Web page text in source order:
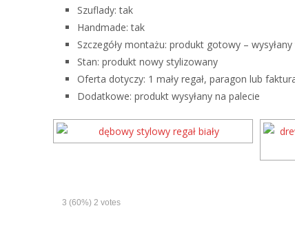
Szuflady: tak
Handmade: tak
Szczegóły montażu: produkt gotowy – wysyłany
Stan: produkt nowy stylizowany
Oferta dotyczy: 1 mały regał, paragon lub
Dodatkowe: produkt wysyłany na palecie
3 (60%) 2 votes